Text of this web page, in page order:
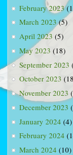
February 2023
March 2023(5)
April 2023 (5)
May 2023 (18)
September 2023
October 2023
November 2023
December 2023
January 2024 (4)
February 2024
March 2024 (10)